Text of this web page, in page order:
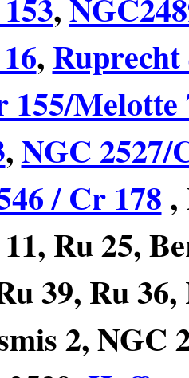
, Ruprecht
155/Melotte
,NGC 2527/
/ Cr 178 ,
Ru 25,
39, Ru
2, NGC